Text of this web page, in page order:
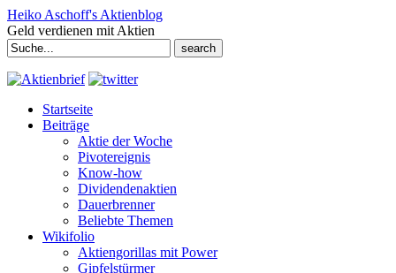
Heiko Aschoff's Aktienblog
Geld verdienen mit Aktien
Search
for:
Startseite
Beiträge
Aktie der Woche
Pivotereignis
Know-how
Dividendenaktien
Dauerbrenner
Beliebte Themen
Wikifolio
Aktiengorillas mit Power
Gipfelstürmer